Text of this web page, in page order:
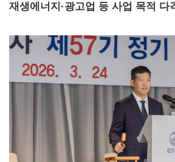
재생에너지·광고업 등 사업 목적 다